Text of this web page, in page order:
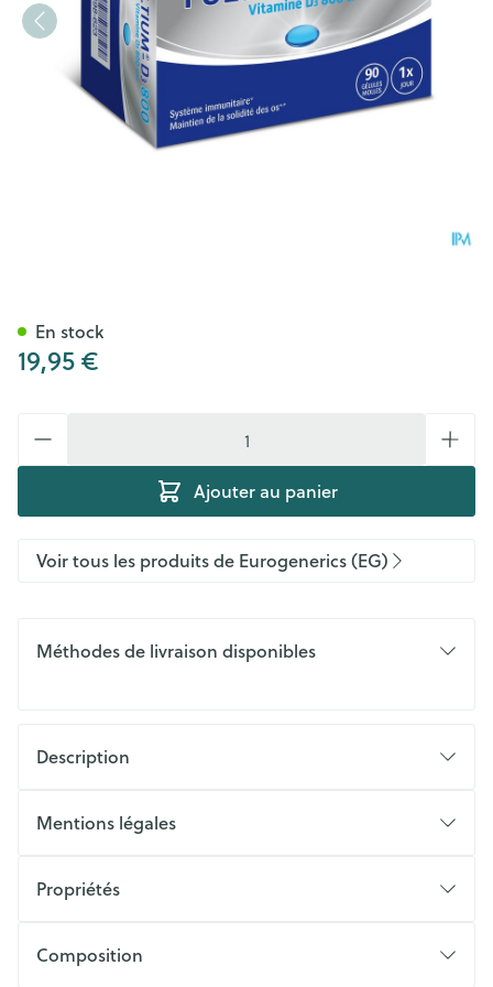
19,95 €
Ajouter au panier
En stock
Voir tous les produits de Eurogenerics (EG)
Méthodes de livraison disponibles
Description
Mentions légales
Propriétés
Composition